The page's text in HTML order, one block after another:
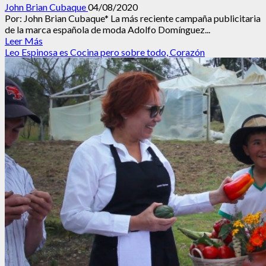
John Brian Cubaque04/08/2020
Por: John Brian Cubaque* La más reciente campaña publicitaria
de la marca española de moda Adolfo Domínguez...
Leer Más
más
acerca
de
“Sé
más
viejo”
y
“Ropa
vieja”:
No
todo
lo
nuevo
es
necesariamente
mejor.
Campaña
Adolfo
Domínguez.
Leo Espinosa es Cocina pero sobre todo, Corazón